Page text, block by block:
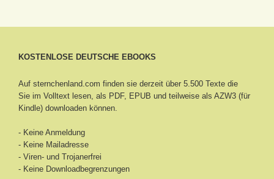
KOSTENLOSE DEUTSCHE EBOOKS
Auf sternchenland.com finden sie derzeit über 5.500 Texte die
Sie im Volltext lesen, als PDF, EPUB und teilweise als AZW3 (für
Kindle) downloaden können.
- Keine Anmeldung
- Keine Mailadresse
- Viren- und Trojanerfrei
- Keine Downloadbegrenzungen